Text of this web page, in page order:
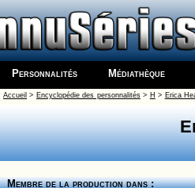
Personnalités Médiathèque
Accueil > Encyclopédie des personnalités> H > Erica
Membre de la production dans :